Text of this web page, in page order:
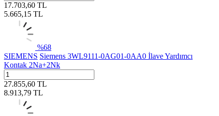
17.703,60 TL
5.665,15 TL
%68
SIEMENS Siemens 3WL9111-0AG01-0AA0 İlave Yardımcı
Kontak 2Na+2Nk
27.855,60 TL
8.913,79 TL